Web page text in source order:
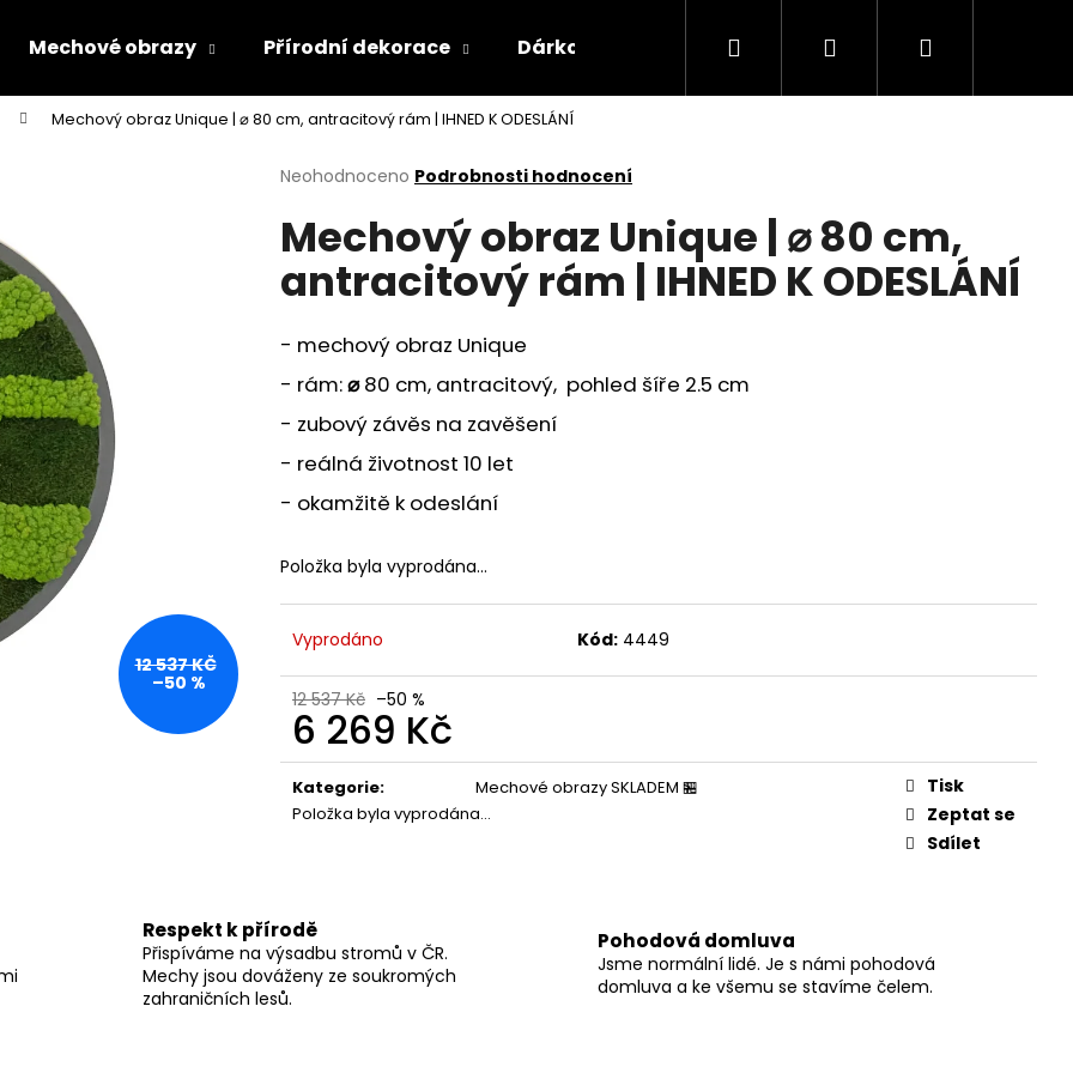
Mechové obrazy Přírodní dekorace Dárkové poukazy Domácnost
Hledat PřihlášeníNákupní
Mechový obraz Unique | ⌀ 80 cm, antracitový rám | IHNED K ODESLÁNÍ
Průměrné
produktu
je
z
hvězdiček.
Neohodnoceno Podrobnosti hodnocení
Mechový obraz Unique | ⌀ 80 cm,
antracitový rám | IHNED K ODESLÁNÍ
- mechový obraz Unique
- rám:⌀80 cm, antracitový, pohled šíře 2.5 cm
- zubový závěs na zavěšení
- reálná životnost 10 let
- okamžitě k odeslání
Položka byla vyprodána…
Vyprodáno Kód: 4449
12 537 Kč –50 %
6 269 Kč
Měrná
cena:
Kategorie:
Mechové obrazy SKLADEM 🏪
Položka byla vyprodána…
Tisk
Zeptat se
Sdílet
12 537 KČ
–50 %
Respekt k přírodě
Přispíváme na výsadbu stromů v ČR.
Mechy jsou dováženy ze soukromých
zahraničních lesů.
Pohodová domluva
Jsme normální lidé. Je s námi pohodová
domluva a ke všemu se stavíme čelem.
Co potřebujete najít?
HLEDAT
Doporučujeme